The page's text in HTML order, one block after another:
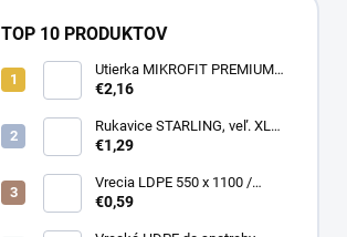
TOP 10 PRODUKTOV
Utierka MIKROFIT PREMIUM
920 40x40 cm, 305 gr./m2
€2,16
Rukavice STARLING, veľ. XL
(12 pár = bal)
€1,29
Vrecia LDPE 550 x 1100 /
0,13,1A, číra
€0,59